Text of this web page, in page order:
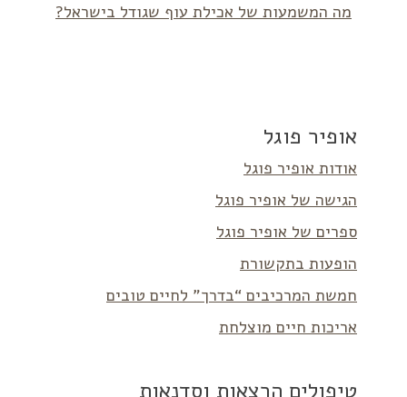
מה המשמעות של אכילת עוף שגודל בישראל?
אופיר פוגל
אודות אופיר פוגל
הגישה של אופיר פוגל
ספרים של אופיר פוגל
הופעות בתקשורת
חמשת המרכיבים “בדרך” לחיים טובים
אריכות חיים מוצלחת
טיפולים הרצאות וסדנאות